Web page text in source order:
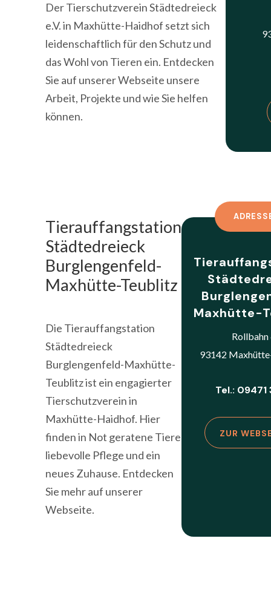
Der Tierschutzverein Städtedreieck
e.V. in Maxhütte-Haidhof setzt sich
leidenschaftlich für den Schutz und
das Wohl von Tieren ein. Entdecken
Sie auf unserer Webseite unsere
Arbeit, Projekte und wie Sie helfen
können.
Tierauffangstation
Städtedreieck
Burglengenfeld-
Maxhütte-Teublitz
Die Tierauffangstation
Städtedreieck
Burglengenfeld-Maxhütte-
Teublitz ist ein engagierter
Tierschutzverein in
Maxhütte-Haidhof. Hier
finden in Not geratene Tiere
liebevolle Pflege und ein
neues Zuhause. Entdecken
Sie mehr auf unserer
Webseite.
Maxhütte-
Rollbahn
93142
Tel.: 09471
ZUR